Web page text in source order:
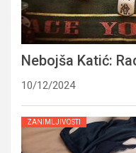
Nebojša Katić:
10/12/2024
ZANIMLJIVOSTI